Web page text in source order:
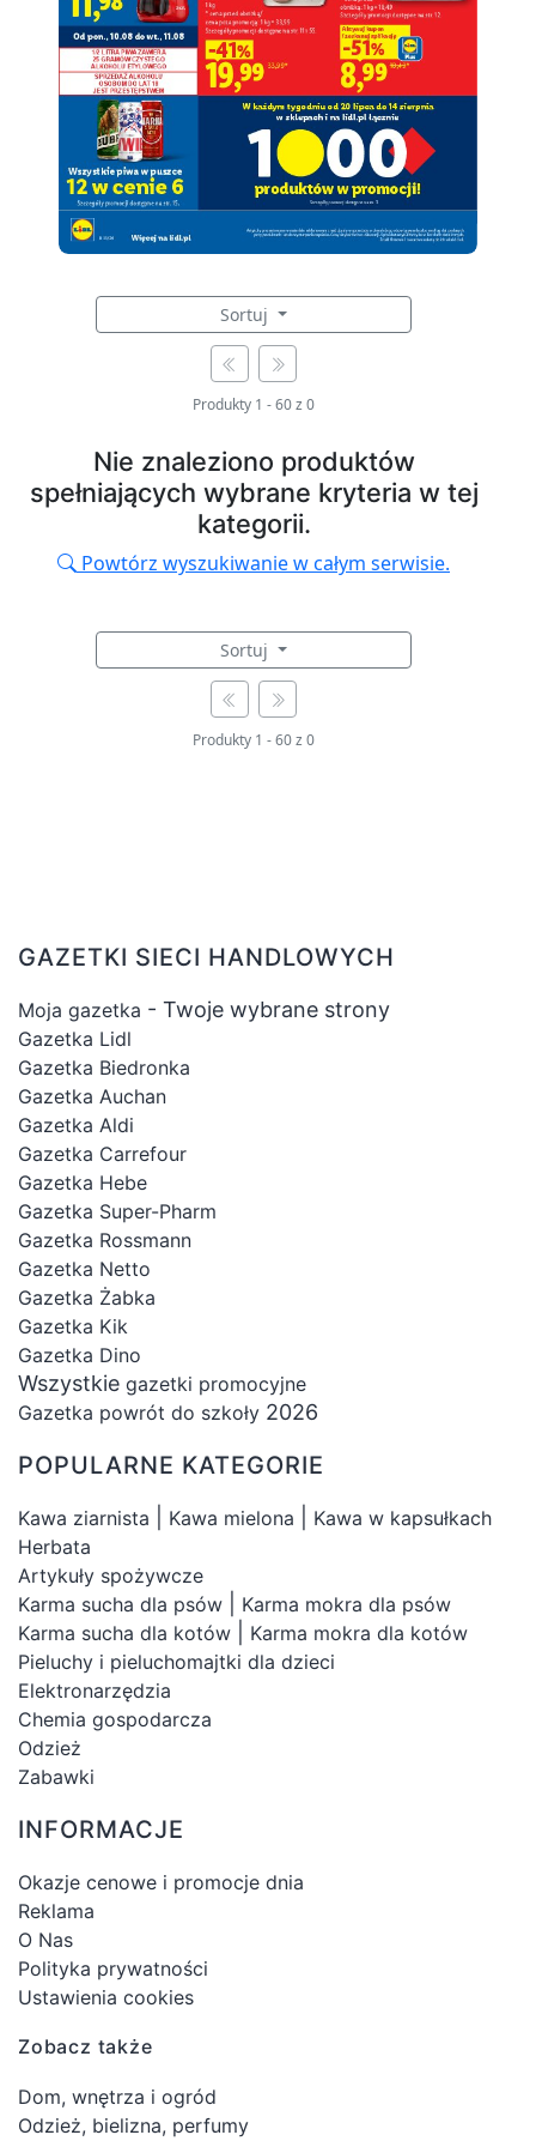
Sortuj
Produkty 1 -60z 0
Nie znaleziono produktów
spełniających wybrane kryteria w tej
kategorii.
Powtórz wyszukiwanie w całym serwisie.
Sortuj
Produkty 1 -60z 0
GAZETKI SIECI HANDLOWYCH
Moja gazetka - Twoje wybrane strony
Gazetka Lidl
Gazetka Biedronka
Gazetka Auchan
Gazetka Aldi
Gazetka Carrefour
Gazetka Hebe
Gazetka Super-Pharm
Gazetka Rossmann
Gazetka Netto
Gazetka Żabka
Gazetka Kik
Gazetka Dino
Wszystkie gazetki promocyjne
Gazetka powrót do szkoły 2026
POPULARNE KATEGORIE
Kawa ziarnista Kawa mielona
Kawa w kapsułkach
Herbata
Artykuły spożywcze
Karma sucha dla psów
Karma mokra dla psów
Karma sucha dla kotów
Karma mokra dla kotów
Pieluchy i pieluchomajtki dla dzieci
Elektronarzędzia
Chemia gospodarcza
Odzież
Zabawki
INFORMACJE
Okazje cenowe i promocje dnia
Reklama
O Nas
Polityka prywatności
Ustawienia cookies
Zobacz także
Dom, wnętrza i ogród
Odzież, bielizna, perfumy